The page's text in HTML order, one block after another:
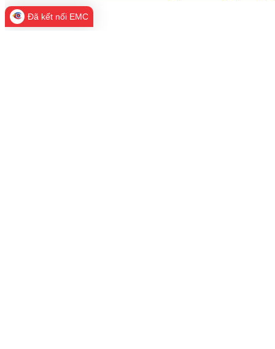
Đã kết nối EMC